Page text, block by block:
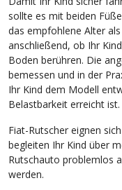
sollte es mit beiden
das empfohlene Alter
anschließend, ob Ihr
Boden berühren. Die
bemessen und in der
Ihr Kind dem Modell
Belastbarkeit erreicht ist.
Fiat-Rutscher eignen
begleiten Ihr Kind über
Rutschauto problemlos
werden.